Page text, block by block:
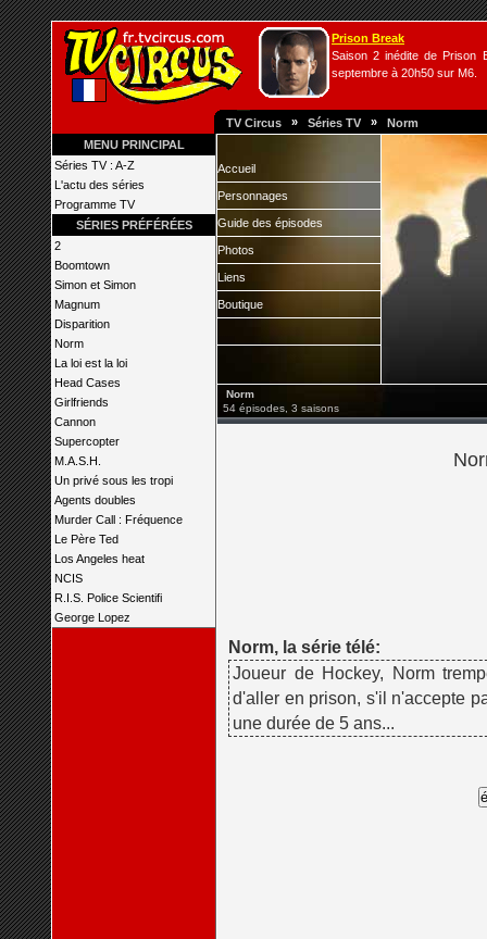
Prison Break
Saison 2 inédite de Prison
septembre à 20h50 sur M6.
TV Circus » Séries TV » Norm
MENU PRINCIPAL
Séries TV : A-Z
L'actu des séries
Programme TV
SÉRIES PRÉFÉRÉES
2
Boomtown
Simon et Simon
Magnum
Disparition
Norm
La loi est la loi
Head Cases
Girlfriends
Cannon
Supercopter
M.A.S.H.
Un privé sous les tropi
Agents doubles
Murder Call : Fréquence
Le Père Ted
Los Angeles heat
NCIS
R.I.S. Police Scientifi
George Lopez
Accueil
Personnages
Guide des épisodes
Photos
Liens
Boutique
Norm
54 épisodes, 3 saisons
Norm, la série télé:
Joueur de Hockey, Norm
d'aller en prison, s'il n'accepte
une durée de 5 ans...